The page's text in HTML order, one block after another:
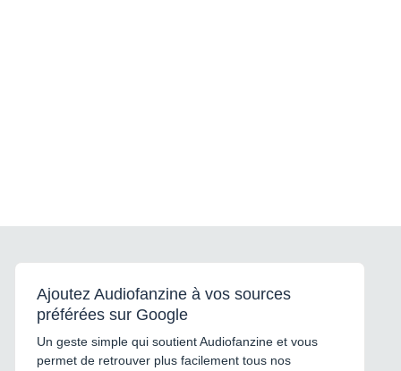
Ajoutez Audiofanzine à vos sources
préférées sur Google
Un geste simple qui soutient Audiofanzine et vous
permet de retrouver plus facilement tous nos